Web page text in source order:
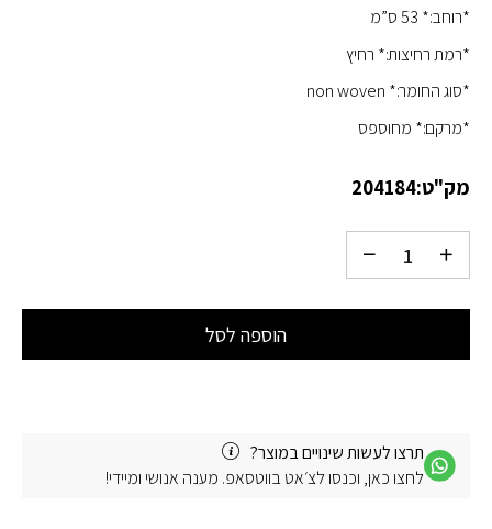
*רוחב:* 53 ס”מ
*רמת רחיצות:* רחיץ
*סוג החומר:* non woven
*מרקם:* מחוספס
מק"ט:204184
הוספה לסל
תרצו לעשות שינויים במוצר?
לחצו כאן, וכנסו לצ׳אט בווטסאפ. מענה אנושי ומיידי!